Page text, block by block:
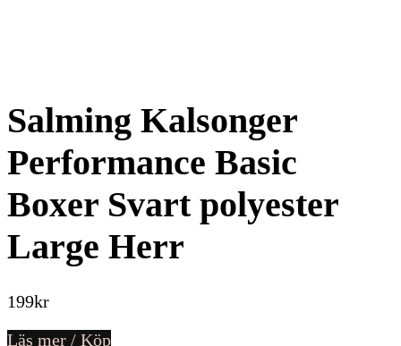
Salming Kalsonger
Performance Basic
Boxer Svart polyester
Large Herr
199kr
Läs mer / Köp